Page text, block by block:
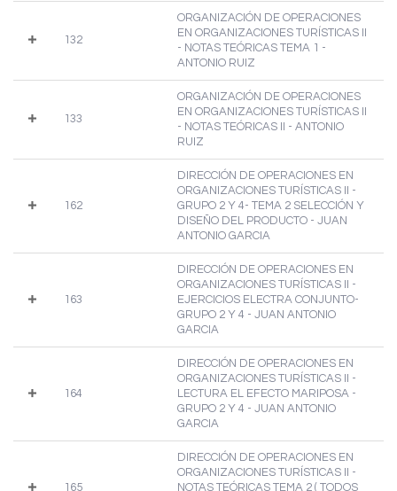
132
ORGANIZACIÓN DE OPERACIONES
EN ORGANIZACIONES TURÍSTICAS II
- NOTAS TEÓRICAS TEMA 1 -
ANTONIO RUIZ
133
ORGANIZACIÓN DE OPERACIONES
EN ORGANIZACIONES TURÍSTICAS II
- NOTAS TEÓRICAS II - ANTONIO
RUIZ
162
DIRECCIÓN DE OPERACIONES EN
ORGANIZACIONES TURÍSTICAS II -
GRUPO 2 Y 4- TEMA 2 SELECCIÓN Y
DISEÑO DEL PRODUCTO - JUAN
ANTONIO GARCIA
163
DIRECCIÓN DE OPERACIONES EN
ORGANIZACIONES TURÍSTICAS II -
EJERCICIOS ELECTRA CONJUNTO-
GRUPO 2 Y 4 - JUAN ANTONIO
GARCIA
164
DIRECCIÓN DE OPERACIONES EN
ORGANIZACIONES TURÍSTICAS II -
LECTURA EL EFECTO MARIPOSA -
GRUPO 2 Y 4 - JUAN ANTONIO
GARCIA
165
DIRECCIÓN DE OPERACIONES EN
ORGANIZACIONES TURÍSTICAS II -
NOTAS TEÓRICAS TEMA 2 ( TODOS